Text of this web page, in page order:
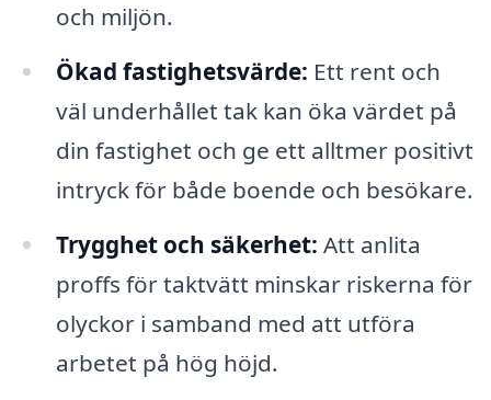
och miljön.
Ökad fastighetsvärde: Ett rent och
väl underhållet tak kan öka värdet på
din fastighet och ge ett alltmer positivt
intryck för både boende och besökare.
Trygghet och säkerhet: Att anlita
proffs för taktvätt minskar riskerna för
olyckor i samband med att utföra
arbetet på hög höjd.